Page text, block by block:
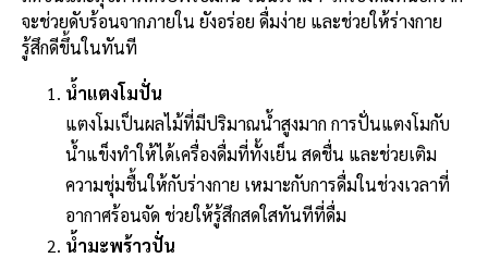
จะช่วยดับร้อนจากภายใน ยังอร่อย ดื่มง่าย และช่วยให้ร่างกาย
รู้สึกดีขึ้นในทันที
น้ำแตงโมปั่น
แตงโมเป็นผลไม้ที่มีปริมาณน้ำสูงมาก การปั่นแตงโมกับ
น้ำแข็งทำให้ได้เครื่องดื่มที่ทั้งเย็น สดชื่น และช่วยเติม
ความชุ่มชื้นให้กับร่างกาย เหมาะกับการดื่มในช่วงเวลาที่
อากาศร้อนจัด ช่วยให้รู้สึกสดใสทันทีที่ดื่ม
น้ำมะพร้าวปั่น